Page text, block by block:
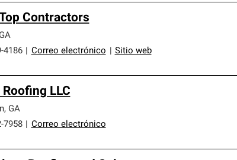
Contractors
GA
4186
Correo electrónico Sitio web
Roofing LLC
, GA
7958
Correo electrónico